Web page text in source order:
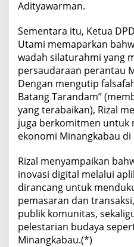
Adityawarman.
Sementara itu, Ketua
Utami memaparkan
wadah silaturahmi yang
persaudaraan perantau
Dengan mengutip
Batang Tarandam”
yang terabaikan), Rizal
juga berkomitmen untuk
ekonomi Minangkabau
Rizal menyampaikan
inovasi digital melalui
dirancang untuk
pemasaran dan
publik komunitas,
pelestarian budaya
Minangkabau.(*)